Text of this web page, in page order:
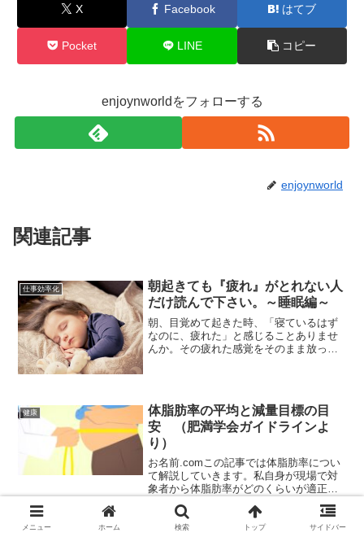
X Facebook はてブ
Pocket LINE コピー
enjoynworldをフォローする
enjoynworld
関連記事
仕事効率化
朝起きても『疲れ』がとれない人
だけ読んで下さい。～睡眠編～
朝、目覚めて起きた時、「寝ているはず
なのに、疲れた」と感じることありませ
んか。その疲れた感覚をそのまま放って
ンかもしれません。夜更か...
健康
体脂肪率の平均と減量目標の目
安 （肥満学会ガイドラインよ
り）
お名前.comこの記事では体脂肪率につい
て解説していきます。私自身が現場で対
象者から体脂肪率がどのくらいが適正な
のか質問を受けわからなかった経験から
まとめてみました。保健指導や栄養相
談、健康教育などを行う職種を想定して
食物繊維がすごい。
メニュー ホーム 検索 トップ サイドバー